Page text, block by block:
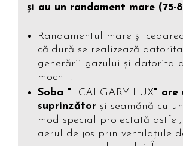
şi au un randament mare (75-
Randamentul mare şi
căldură se realizează
generării gazului şi datorita
mocnit.
Soba "
CALGARY LUX" are
suprinzător şi seamănă cu
mod special proiectată
aerul de jos prin ventilaţiile